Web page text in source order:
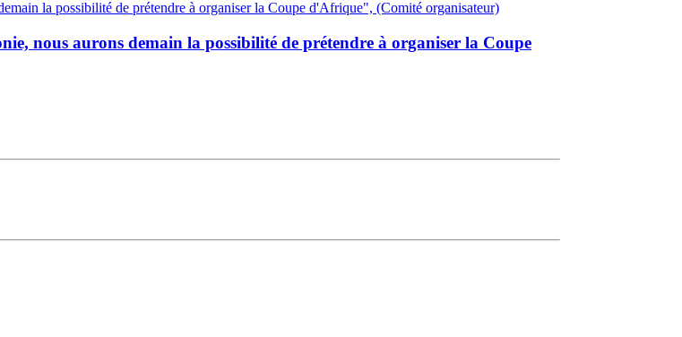
nous aurons demain la possibilité de prétendre à organiser la Coupe